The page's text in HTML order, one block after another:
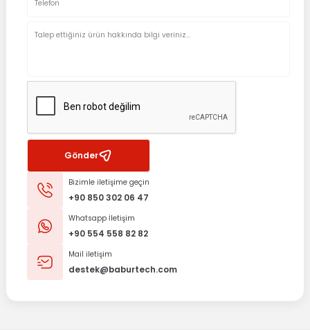
Gönder
Bizimle iletişime geçin
+90 850 302 06 47
Whatsapp İletişim
+90 554 558 82 82
Mail iletişim
destek@baburtech.com